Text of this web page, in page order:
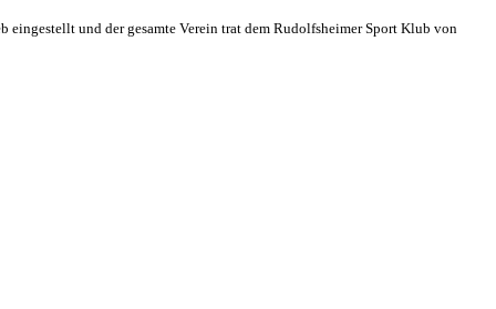
eingestellt und der gesamte Verein trat dem Rudolfsheimer Sport Klub von